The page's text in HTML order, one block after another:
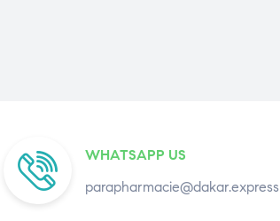
WHATSAPP US
parapharmacie@dakar.express